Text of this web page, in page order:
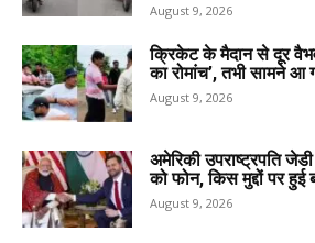
August 9, 2026
क्रिकेट के मैदान से दूर
का रोमांच’, तभी सामने
August 9, 2026
अमेरिकी उपराष्ट्रपति
को फोन, किस मुद्दों पर हुई
August 9, 2026